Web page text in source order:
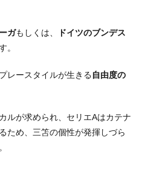
ガもしくは、
ドイツのブンデス
。
レースタイルが生きる自由度の
ルが求められ、セリエAはカテナ
ため、三笘の個性が発揮しづら